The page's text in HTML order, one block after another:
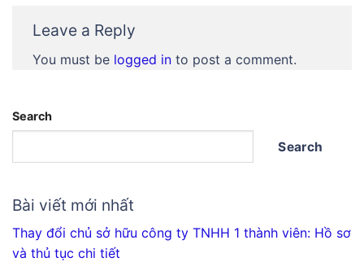
Leave a Reply
You must be logged in to post a comment.
Search
Search
Bài viết mới nhất
Thay đổi chủ sở hữu công ty TNHH 1 thành viên: Hồ sơ
và thủ tục chi tiết